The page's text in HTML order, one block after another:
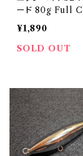
ード 80g Full
¥1,890
SOLD OUT